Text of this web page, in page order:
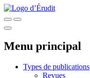
Menu principal
Types de publications
Revues